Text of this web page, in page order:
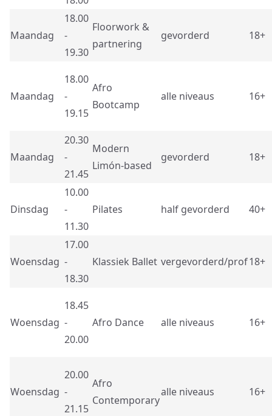
Maandag
18.00
-
19.30
Floorwork &
partnering
gevorderd 18+
Maandag
18.00
-
19.15
Afro
Bootcamp
alle niveaus 16+
Maandag
20.30
-
21.45
Modern
Limón-based
gevorderd 18+
Dinsdag
10.00
-
11.30
Pilates half gevorderd 40+
Woensdag
17.00
-
18.30
Klassiek Ballet vergevorderd/prof18+
Woensdag
18.45
-
20.00
Afro Dance alle niveaus 16+
Woensdag
20.00
-
21.15
Afro
Contemporary
alle niveaus 16+